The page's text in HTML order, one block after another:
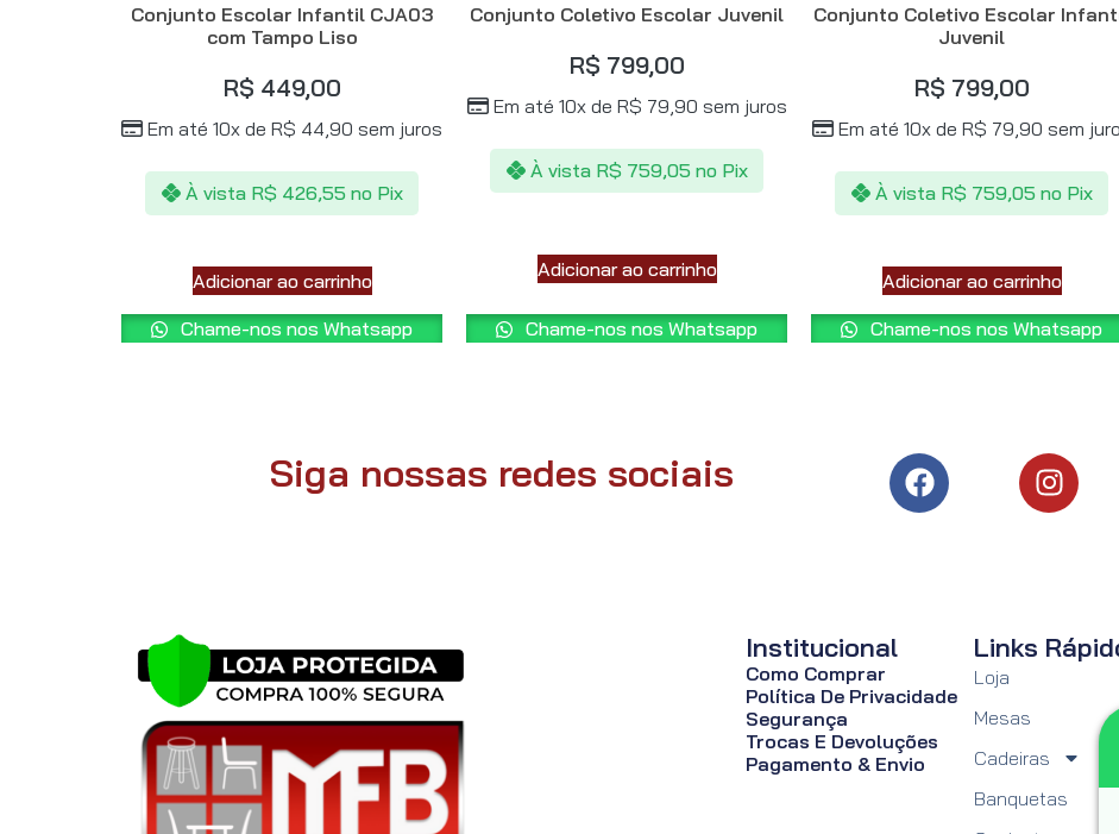
Conjunto Escolar Infantil CJA03
com Tampo Liso
R$ 449,00
Em até 10x de R$ 44,90 sem juros
À vista R$ 426,55 no Pix
Adicionar ao carrinho
Chame-nos nos Whatsapp
Conjunto Coletivo Escolar Juvenil
R$ 799,00
Em até 10x de R$ 79,90 sem juros
À vista R$ 759,05 no Pix
Adicionar ao carrinho
Chame-nos nos Whatsapp
Conjunto Coletivo Escolar
Juvenil
R$ 799,00
Em até 10x de R$ 79,90 sem
À vista R$ 759,05 no Pix
Adicionar ao carrinho
Chame-nos nos Whatsapp
Siga nossas redes sociais
Institucional
Como Comprar
Política De Privacidade
Segurança
Trocas E Devoluções
Pagamento & Envio
Links
Loja
Mesas
Cadeiras
Banquetas